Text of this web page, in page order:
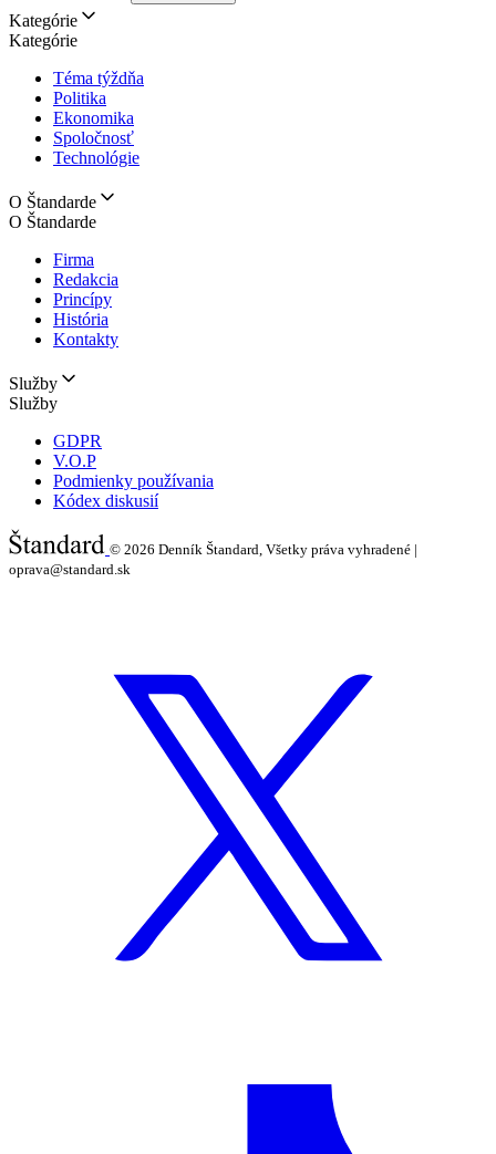
Kategórie
Kategórie
Téma týždňa
Politika
Ekonomika
Spoločnosť
Technológie
O Štandarde
O Štandarde
Firma
Redakcia
Princípy
História
Kontakty
Služby
Služby
GDPR
V.O.P
Podmienky používania
Kódex diskusií
© 2026 Denník Štandard, Všetky práva vyhradené |
oprava@standard.sk